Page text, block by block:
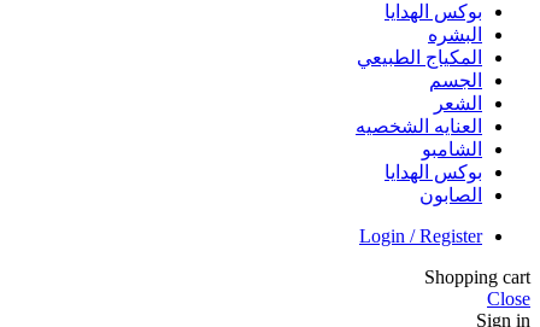
بوكس الهدايا
البشره
المكياج الطبيعي
الجسم
الشعر
العنايه الشخصيه
الشامبو
بوكس الهدايا
الصابون
Login / Register
Shopping cart
Close
Sign in